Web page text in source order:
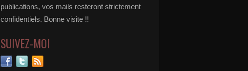
publications, vos mails resteront strictement
confidentiels. Bonne visite !!
SUIVEZ-MOI